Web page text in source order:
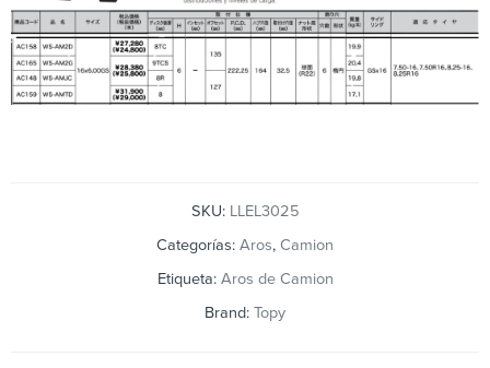
SKU: LLEL3025
Categorías: Aros, Camion
Etiqueta: Aros de Camion
Brand: Topy